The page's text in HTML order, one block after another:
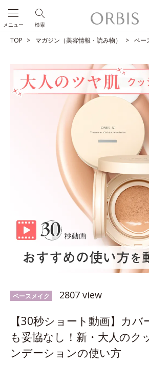
検索
メニュー
TOP マガジン（美容情報・読み物） ベー
ベースメイク 2807 view
【30秒ショート動画】カバ
も妥協なし！新・大人のク
ンデーションの使い方